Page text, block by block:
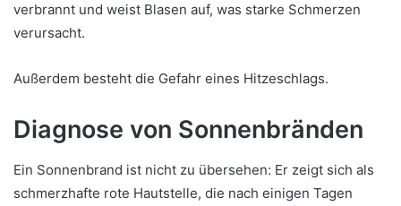
verbrannt und weist Blasen auf, was starke Schmerzen
verursacht.
Außerdem besteht die Gefahr eines Hitzeschlags.
Diagnose von Sonnenbränden
Ein Sonnenbrand ist nicht zu übersehen: Er zeigt sich als
schmerzhafte rote Hautstelle, die nach einigen Tagen